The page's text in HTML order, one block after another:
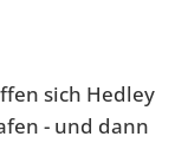
sich Hedley
- und dann